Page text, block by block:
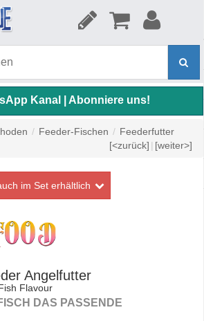
Kanal | Abonniere uns!
/ Feeder-Fischen / Feederfutter
[<zurück] | [weiter>]
im Set erhältlich
Angelfutter
Flavour
DAS PASSENDE